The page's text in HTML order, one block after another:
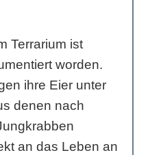
Terrarium ist
worden.
ihre Eier unter
denen nach
an das Leben an